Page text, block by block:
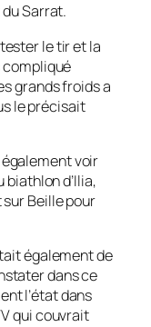
Sarrat.
le tir et la
compliqué
grands froids a
le précisait
voir
d’Ilia,
Beille pour
également de
dans ce
l’état dans
qui couvrait